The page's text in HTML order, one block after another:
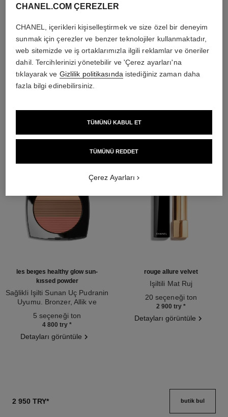
les beiges healthy glow sun-
kissed powder
Sağlikli Işilti Sunan Uç Pudranin
Uyumu. Bronzer, Allik ve
Dekolte Bölgesi̇ İçi̇n Tasarlandi.
Büyük Boy.
5 seçeneği ton
4 800 try *
Detayları görüntüle
rouge allure velvet
Işiltili Mat Ruj
20 seçeneği ton
2 900 try *
Detayları görüntüle
2 950 TRY* butik bul
CHANEL.COM ÇEREZLER
CHANEL, içerikleri kişiselleştirmek ve size özel bir deneyim
sunmak için çerezler ve benzer teknolojiler kullanmaktadır,
web sitemizde ve iş ortaklarımızla ilgili reklamlar ve öneriler
dahil. Tercihlerinizi yönetebilir ve 'Çerez ayarları'na
tıklayarak ve Gizlilik politikasında istediğiniz zaman daha
fazla bilgi edinebilirsiniz.
TÜMÜNÜ REDDET
TÜMÜNÜ KABUL ET
Çerez Ayarları